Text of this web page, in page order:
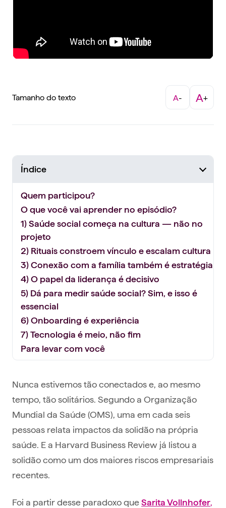
Tamanho do texto A- A+
Índice
Quem participou?
O que você vai aprender no episódio?
1) Saúde social começa na cultura — não no
projeto
2) Rituais constroem vínculo e escalam cultura
3) Conexão com a família também é estratégia
4) O papel da liderança é decisivo
5) Dá para medir saúde social? Sim, e isso é
essencial
6) Onboarding é experiência
7) Tecnologia é meio, não fim
Para levar com você
Nunca estivemos tão conectados e, ao mesmo
tempo, tão solitários. Segundo a Organização
Mundial da Saúde (OMS), uma em cada seis
pessoas relata impactos da solidão na própria
saúde. E a Harvard Business Review já listou a
solidão como um dos maiores riscos empresariais
recentes.
Foi a partir desse paradoxo que Sarita Vollnhofer